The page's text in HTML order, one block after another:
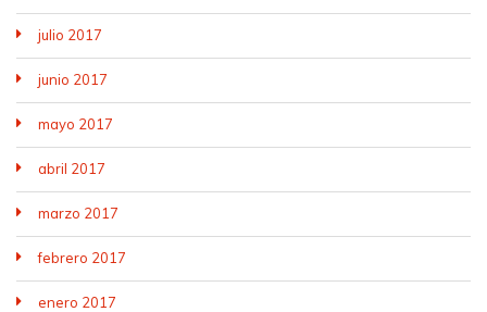
julio 2017
junio 2017
mayo 2017
abril 2017
marzo 2017
febrero 2017
enero 2017